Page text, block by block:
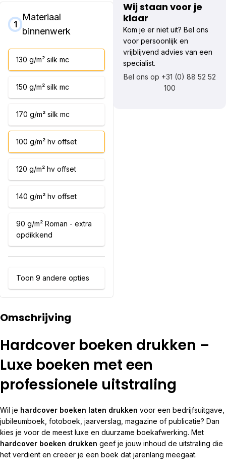
1
Materiaal
binnenwerk
130 g/m² silk mc
150 g/m² silk mc
170 g/m² silk mc
100 g/m² hv offset
120 g/m² hv offset
140 g/m² hv offset
90 g/m² Roman - extra
opdikkend
Toon 9 andere opties
Wij staan voor je
klaar
Kom je er niet uit? Bel ons
voor persoonlijk en
vrijblijvend advies van een
specialist.
Bel ons op +31 (0) 88 52 52
100
Omschrijving
Hardcover boeken drukken –
Luxe boeken met een
professionele uitstraling
Wil je hardcover boeken laten drukken voor een bedrijfsuitgave,
jubileumboek, fotoboek, jaarverslag, magazine of publicatie? Dan
kies je voor de meest luxe en duurzame boekafwerking. Met
hardcover boeken drukken geef je jouw inhoud de uitstraling die
het verdient en creëer je een boek dat jarenlang meegaat.